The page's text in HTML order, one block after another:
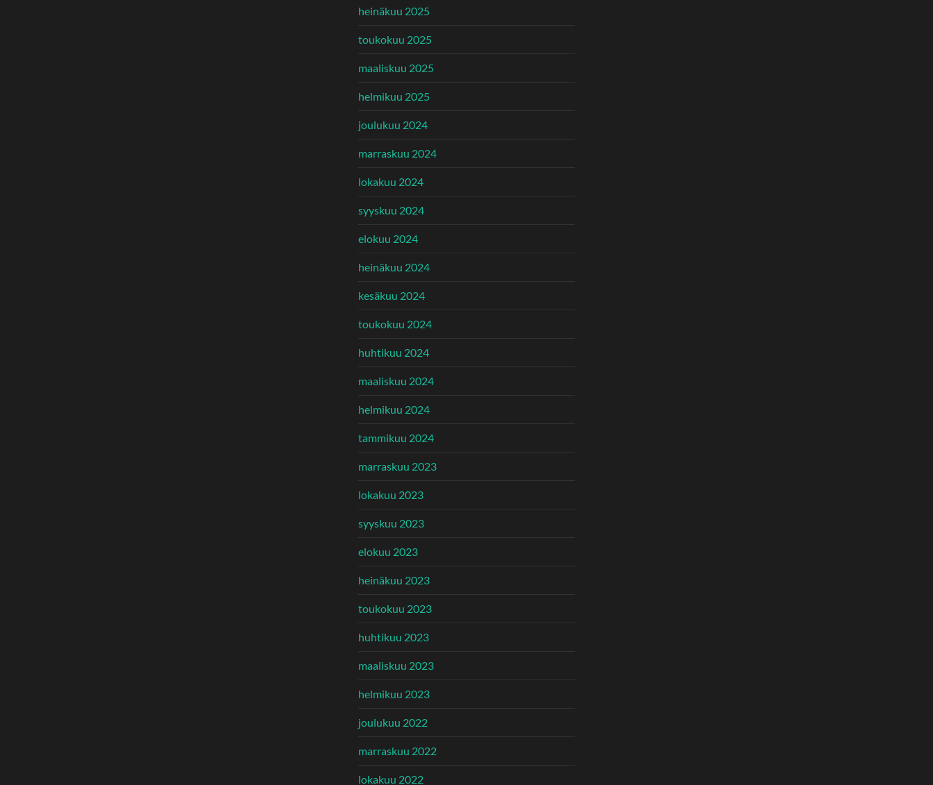
heinäkuu 2025
toukokuu 2025
maaliskuu 2025
helmikuu 2025
joulukuu 2024
marraskuu 2024
lokakuu 2024
syyskuu 2024
elokuu 2024
heinäkuu 2024
kesäkuu 2024
toukokuu 2024
huhtikuu 2024
maaliskuu 2024
helmikuu 2024
tammikuu 2024
marraskuu 2023
lokakuu 2023
syyskuu 2023
elokuu 2023
heinäkuu 2023
toukokuu 2023
huhtikuu 2023
maaliskuu 2023
helmikuu 2023
joulukuu 2022
marraskuu 2022
lokakuu 2022